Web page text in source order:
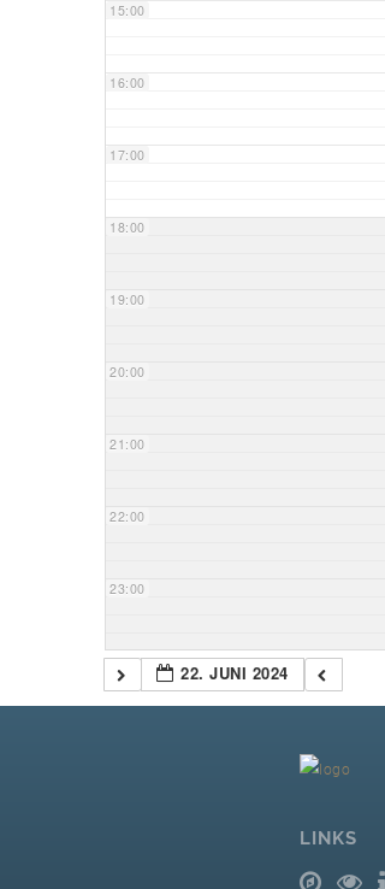
15:00
16:00
17:00
18:00
19:00
20:00
21:00
22:00
23:00
22. JUNI 2024
LINKS